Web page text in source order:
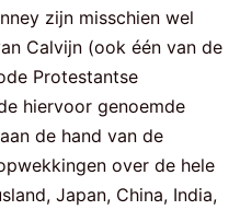
zijn misschien wel
Calvijn (ook één van de
Protestantse
hiervoor genoemde
de hand van de
over de hele
Japan, China, India,